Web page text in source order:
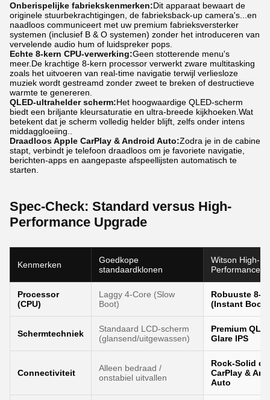
Onberispelijke fabriekskenmerken:Dit apparaat bewaart de
originele stuurbekrachtigingen, de fabrieksback-up camera's...en
naadloos communiceert met uw premium fabrieksversterker
systemen (inclusief B & O systemen) zonder het introduceren van
vervelende audio hum of luidspreker pops.
Echte 8-kern CPU-verwerking:Geen stotterende menu's
meer.De krachtige 8-kern processor verwerkt zware multitasking
zoals het uitvoeren van real-time navigatie terwijl verliesloze
muziek wordt gestreamd zonder zweet te breken of destructieve
warmte te genereren.
QLED-ultrahelder scherm:Het hoogwaardige QLED-scherm
biedt een briljante kleursaturatie en ultra-breede kijkhoeken.Wat
betekent dat je scherm volledig helder blijft, zelfs onder intens
middaggloeiing..
Draadloos Apple CarPlay & Android Auto:Zodra je in de cabine
stapt, verbindt je telefoon draadloos om je favoriete navigatie,
berichten-apps en aangepaste afspeellijsten automatisch te
starten.
Spec-Check: Standard versus High-
Performance Upgrade
Kenmerken
Goedkope
standaardklonen
Witson High-
Performance
Processor
(CPU)
Laggy 4-Core (Slow
Boot)
Robuuste 8-
(Instant Boot)
Schermtechniek
Standaard LCD-scherm
(glansend/uitgewassen)
Premium
Glare IPS
Connectiviteit
Alleen bedraad /
onstabiel uitvallen
Rock-Solid
CarPlay &
Auto